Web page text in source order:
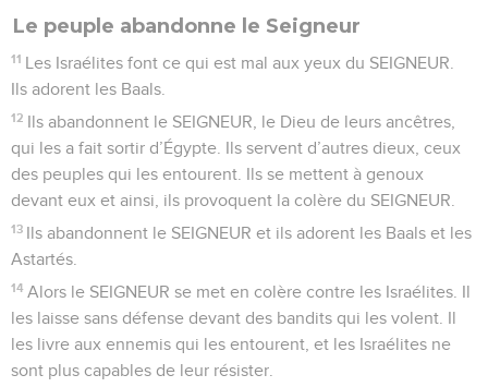
Le peuple abandonne le Seigneur
11 Les Israélites font ce qui est mal aux yeux du SEIGNEUR.
Ils adorent les Baals.
12 Ils abandonnent le SEIGNEUR, le Dieu de leurs ancêtres,
qui les a fait sortir d’Égypte. Ils servent d’autres dieux, ceux
des peuples qui les entourent. Ils se mettent à genoux
devant eux et ainsi, ils provoquent la colère du SEIGNEUR.
13 Ils abandonnent le SEIGNEUR et ils adorent les Baals et les
Astartés.
14 Alors le SEIGNEUR se met en colère contre les Israélites. Il
les laisse sans défense devant des bandits qui les volent. Il
les livre aux ennemis qui les entourent, et les Israélites ne
sont plus capables de leur résister.